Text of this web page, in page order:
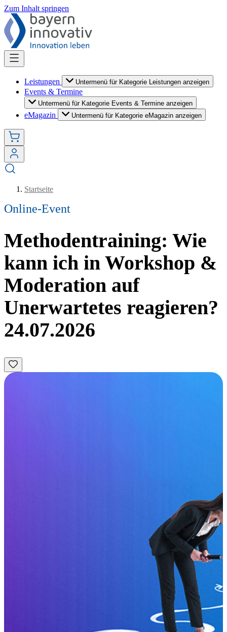
Zum Inhalt springen
Leistungen Untermenü für Kategorie Leistungen anzeigen
Events & Termine
Untermenü für Kategorie Events & Termine anzeigen
eMagazin Untermenü für Kategorie eMagazin anzeigen
Startseite
Online-Event
Methodentraining: Wie
kann ich in Workshop &
Moderation auf
Unerwartetes reagieren?
24.07.2026